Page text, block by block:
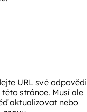
URL své odpovědi
stránce. Musí ale
aktualizovat nebo